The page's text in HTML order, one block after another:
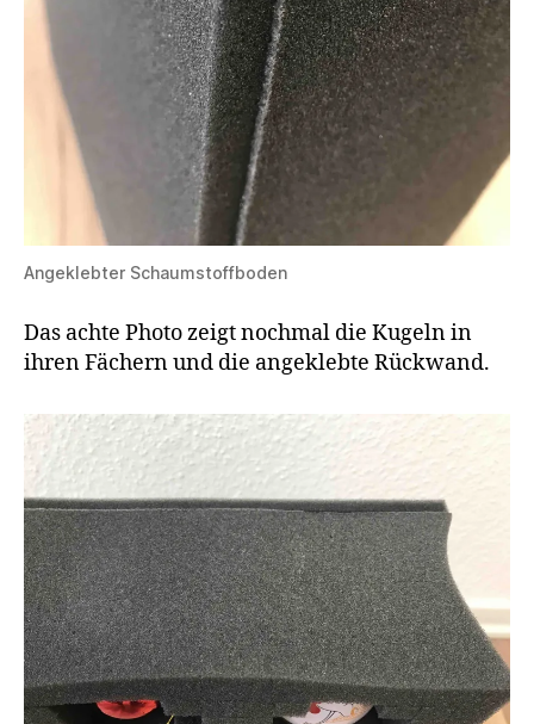
Angeklebter Schaumstoffboden
Das achte Photo zeigt nochmal die Kugeln in
ihren Fächern und die angeklebte Rückwand.